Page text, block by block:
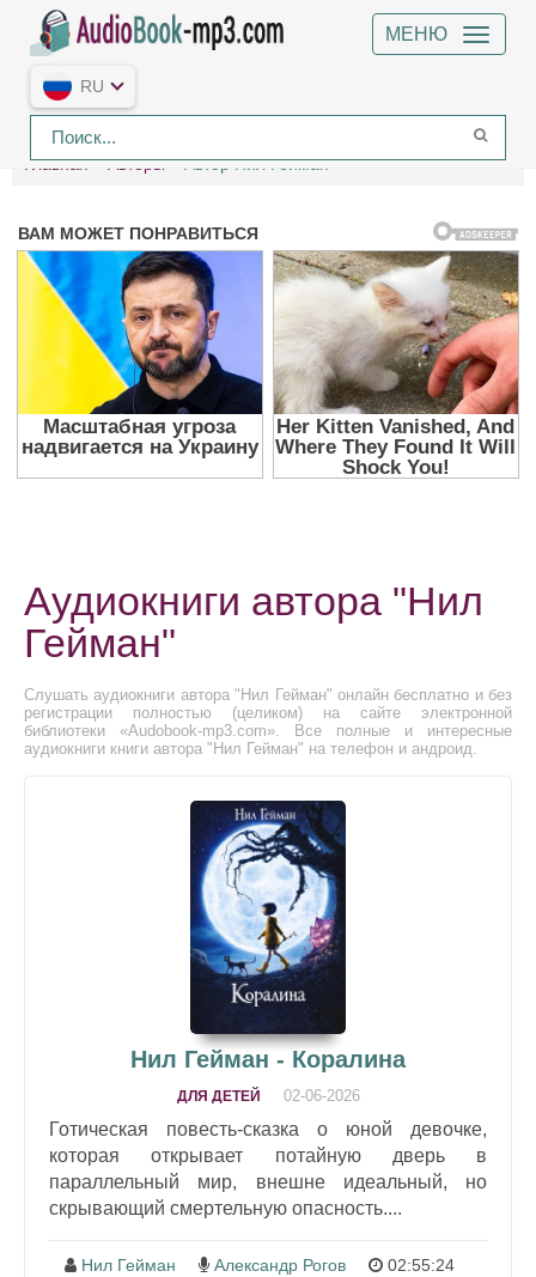
МЕНЮ
RU
Главная Авторы Автор Нил Гейман
Аудиокниги автора "Нил
Гейман"
Слушать аудиокниги автора "Нил Гейман" онлайн бесплатно и без
регистрации полностью (целиком) на сайте электронной
библиотеки «Audobook-mp3.com». Все полные и интересные
аудиокниги книги автора "Нил Гейман" на телефон и андроид.
Нил Гейман - Коралина
ДЛЯ ДЕТЕЙ 02-06-2026
Готическая повесть-сказка о юной девочке,
которая открывает потайную дверь в
параллельный мир, внешне идеальный, но
скрывающий смертельную опасность....
Нил Гейман Александр Рогов 02:55:24